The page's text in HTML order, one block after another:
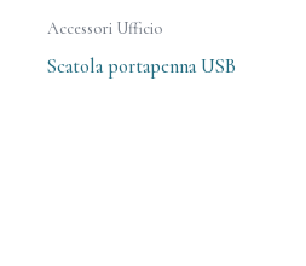
Accessori Ufficio
Scatola portapenna USB